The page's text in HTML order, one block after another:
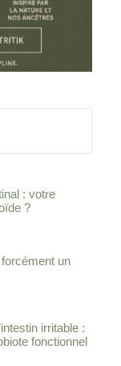
: votre
?
un
irritable :
fonctionnel